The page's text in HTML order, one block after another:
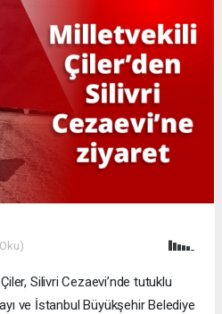
Silivri Cezaevi’nde tutuklu
ve İstanbul Büyükşehir Belediye